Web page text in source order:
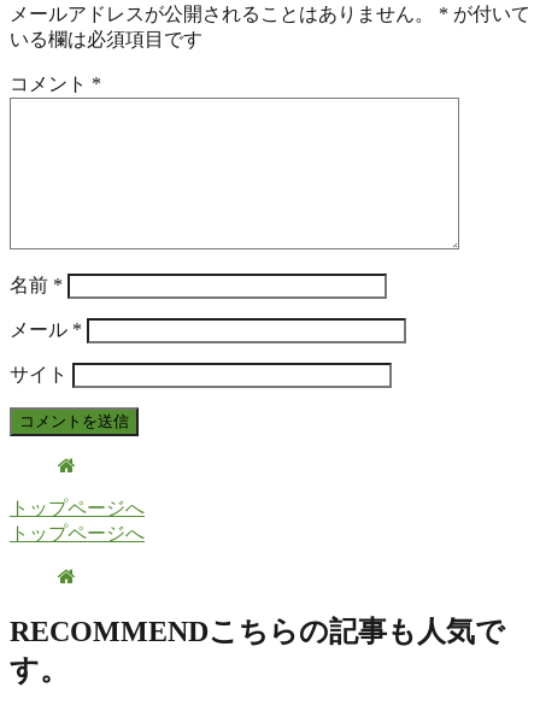
メールアドレスが公開されることはありません。 * が付いて
いる欄は必須項目です
コメント *
名前 *
メール *
サイト
トップページへ
トップページへ
RECOMMENDこちらの記事も人気で
す。